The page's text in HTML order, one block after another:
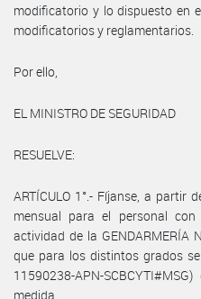
modificatorio y lo dispuesto en
modificatorios y reglamentarios.
Por ello,
EL MINISTRO DE SEGURIDAD
RESUELVE:
ARTÍCULO 1°.- Fíjanse, a partir
mensual para el personal
actividad de la GENDARMERÍA
que para los distintos grados
11590238-APN-
medida.